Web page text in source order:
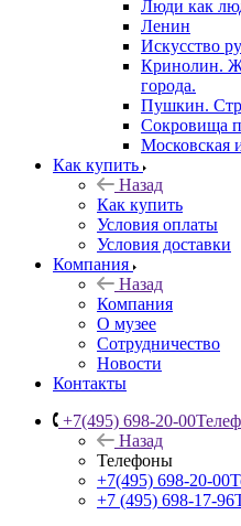
Люди как
Ленин
Искусство
Кринолин.
города.
Пушкин.
Сокровища
Московская
Как купить
Назад
Как купить
Условия оплаты
Условия доставки
Компания
Назад
Компания
О музее
Сотрудничество
Новости
Контакты
+7(495) 698-20-00
Назад
Телефоны
+7(495) 698-20-00
+7 (495) 698-17-96